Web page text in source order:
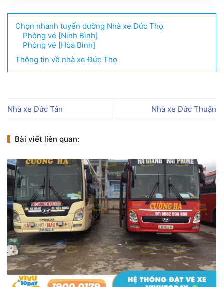
Chọn nhanh tuyến đường Nhà xe Đức Thọ
Phòng vé [Ninh Bình]
Phòng vé [Hòa Bình]
Thông tin về nhà xe Đức Thọ
Nhà xe Đức Tân Nhà xe Đức Thuận
Bài viết liên quan: